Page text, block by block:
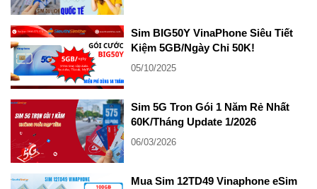
Sim BIG50Y VinaPhone Siêu Tiết
Kiệm 5GB/Ngày Chỉ 50K!
05/10/2025
Sim 5G Tron Gói 1 Năm Rẻ Nhất
60K/Tháng Update 1/2026
06/03/2026
Mua Sim 12TD49 Vinaphone eSim